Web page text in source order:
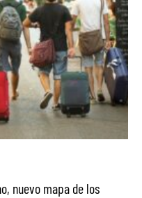
nuevo mapa de los